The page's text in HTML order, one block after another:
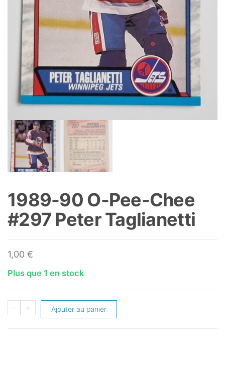
1989-90 O-Pee-Chee
#297 Peter Taglianetti
1,00 €
Plus que 1 en stock
-
quantité
+ Ajouter au panier